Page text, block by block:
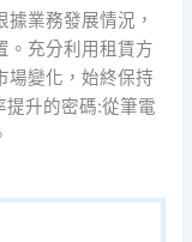
業務發展情況，
。充分利用租賃方
場變化，始終保持
提升的密碼:從筆電